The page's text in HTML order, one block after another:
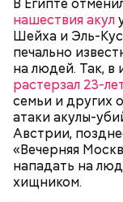
В Египте
нашествия акул
Шейха и Эль-
печально
на людей. Так, в
растерзал 23-
семьи и других
атаки акулы-
Австрии,
«Вечерняя
нападать на
хищником.
пассажиры
оказывались
собеседник
БЕЗОПАСНОСТЬ
Собеседник
несколько лет
не приходилось,